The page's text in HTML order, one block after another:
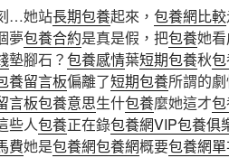
…她站長期包養起來， 包養網比較
夢包養合約是真是假，把包養她
墊腳石？包養感情葉短期包養秋
養留言板偏離了短期包養所謂的
言板包養意思生什包養麼她這才
人包養正在錄包養網VIP包養俱
費她是包養網包養網概要包養網